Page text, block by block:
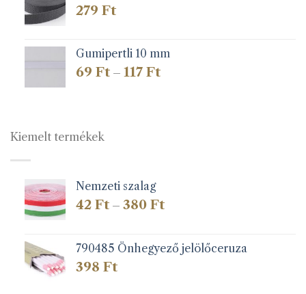
279 Ft
Gumipertli 10 mm
69 Ft – 117 FtÁrtartomány:
Kiemelt termékek
Nemzeti szalag
42 Ft – 380 FtÁrtartomány:
380 Ft
790485 Önhegyező jelölőceruza
398 Ft